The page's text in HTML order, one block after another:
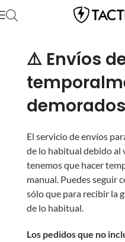
⚠️ Envíos
demorados
El servicio de envíos
de lo habitual debido al
tenemos que hacer
manual. Puedes seguir
sólo que para recibir la
de lo habitual.
Los pedidos que no